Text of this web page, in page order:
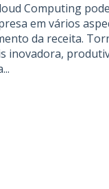
Computing
em vários
da receita.
inovadora,